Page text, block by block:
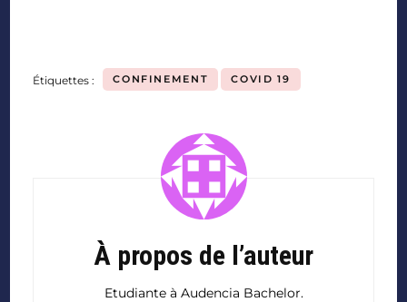
Étiquettes : CONFINEMENT COVID 19
À propos de l’auteur
Etudiante à Audencia Bachelor.